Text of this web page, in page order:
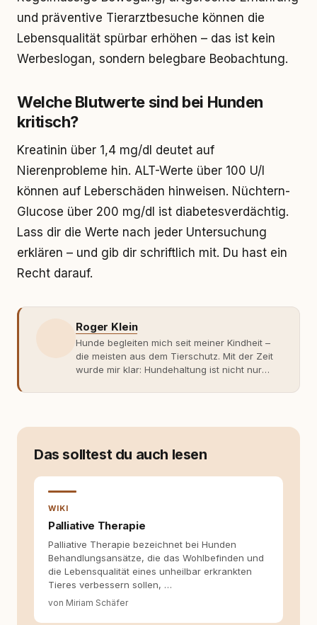
und präventive Tierarztbesuche können die
Lebensqualität spürbar erhöhen – das ist kein
Werbeslogan, sondern belegbare Beobachtung.
Welche Blutwerte sind bei Hunden
kritisch?
Kreatinin über 1,4 mg/dl deutet auf
Nierenprobleme hin. ALT-Werte über 100 U/l
können auf Leberschäden hinweisen. Nüchtern-
Glucose über 200 mg/dl ist diabetesverdächtig.
Lass dir die Werte nach jeder Untersuchung
erklären – und gib dir schriftlich mit. Du hast ein
Recht darauf.
Roger Klein
Hunde begleiten mich seit meiner Kindheit –
die meisten aus dem Tierschutz. Mit der Zeit
wurde mir klar: Hundehaltung ist nicht nur
Fachwissen. Der Wendepunkt kam mit meinem
moderner Hundeerziehung
entsteht echte Bindung dort, wo Verständnis
Wissen ersetzt – nicht umgekehrt. Aus dieser
Hundehalter:innen in Deutschland, Österreich
und der Schweiz. Meine Überzeugung:
Tierschutz beginnt mit Wissen. Wer seinen
Hund versteht, trifft bessere Entscheidungen –
für ein Zusammenleben, das beiden guttut.
Das solltest du auch lesen
WIKI
Palliative Therapie
Palliative Therapie bezeichnet bei Hunden
Behandlungsansätze, die das Wohlbefinden und
die Lebensqualität eines unheilbar erkrankten
Tieres verbessern sollen, …
von Miriam Schäfer